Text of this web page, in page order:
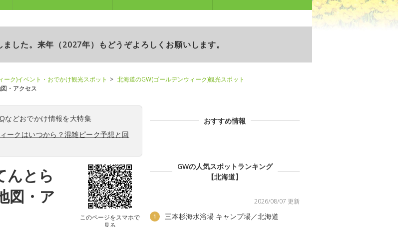
した。来年（2027年）もどうぞよろしくお願いします。
ーク)イベント・おでかけ観光スポット
北海道のGW(ゴールデンウィーク)観光スポット
・アクセス
などおでかけ情報を大特集
ークはいつから？混雑ピーク予想と回
んとら
図・ア
このページをスマホで
見る
おすすめ情報
GWの人気スポットランキング
【北海道】
2026/08/07 更新
1 三本杉海水浴場 キャンプ場／北海道